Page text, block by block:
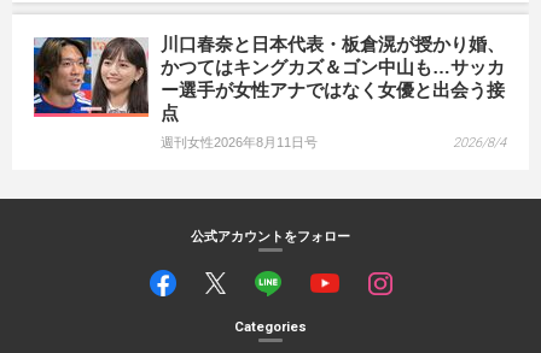
川口春奈と日本代表・板倉滉が授かり婚、
かつてはキングカズ＆ゴン中山も…サッカ
ー選手が女性アナではなく女優と出会う接
点
週刊女性2026年8月11日号 2026/8/4
公式アカウントをフォロー
Categories